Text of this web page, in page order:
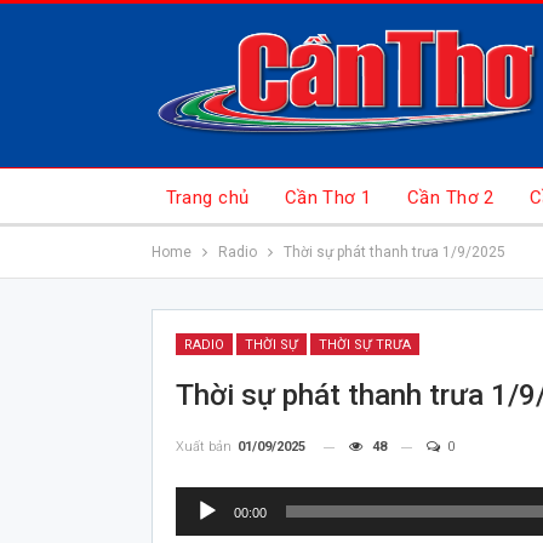
Trang chủ Cần Thơ 1 Cần Thơ 2
Home Radio Thời sự phát thanh trưa 1/9/2025
RADIO THỜI SỰ THỜI SỰ TRƯA
Thời sự phát thanh trưa 1/
Xuất bản 01/09/2025 48 0
Trình
00:00